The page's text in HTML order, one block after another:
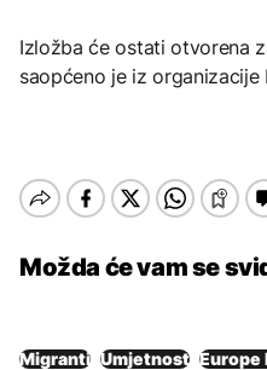
Izložba će ostati otvorena
saopćeno je iz
Možda će vam se
Migranti Umjetnost Europe